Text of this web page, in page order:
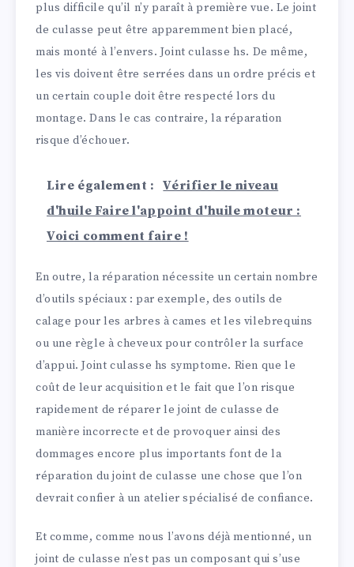
plus difficile qu’il n’y paraît à première vue. Le joint
de culasse peut être apparemment bien placé,
mais monté à l’envers. Joint culasse hs. De même,
les vis doivent être serrées dans un ordre précis et
un certain couple doit être respecté lors du
montage. Dans le cas contraire, la réparation
risque d’échouer.
Lire également :
Vérifier le niveau
d'huile Faire l'appoint d'huile moteur :
Voici comment faire !
En outre, la réparation nécessite un certain nombre
d’outils spéciaux : par exemple, des outils de
calage pour les arbres à cames et les vilebrequins
ou une règle à cheveux pour contrôler la surface
d’appui. Joint culasse hs symptome. Rien que le
coût de leur acquisition et le fait que l’on risque
rapidement de réparer le joint de culasse de
manière incorrecte et de provoquer ainsi des
dommages encore plus importants font de la
réparation du joint de culasse une chose que l’on
devrait confier à un atelier spécialisé de confiance.
Et comme, comme nous l’avons déjà mentionné, un
joint de culasse n’est pas un composant qui s’use